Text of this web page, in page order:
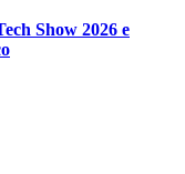
Show 2026 e